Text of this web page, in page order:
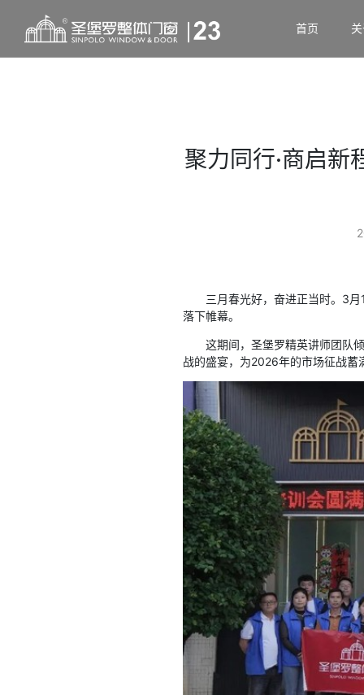
首页
聚力同行·商启
三月春光好，奋进正当时。3
落下帷幕。
这期间，圣堡罗精英讲师团队
战的盛宴，为2026年的市场征战蓄